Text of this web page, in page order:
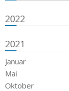
2022
2021
Januar
Mai
Oktober